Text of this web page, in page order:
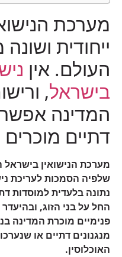
מערכת
ייחודית ושונה
העולם. אין
בישראל,
המדינה
דתיים מוכרים
מערכת הנישואין בישראל
שלפיה הסמכות לעריכת
נתונה בלעדית למוסדות
החל על בני הזוג, ובהיעדר
פנימיים מוכרת המדינה
מנגנונים דתיים או
האוכלוסין.